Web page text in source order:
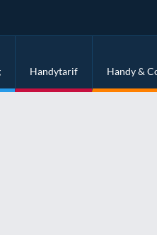
Handytarif Handy &